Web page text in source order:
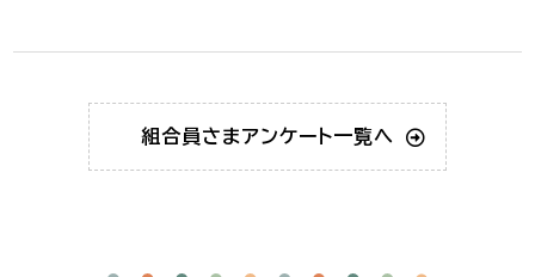
組合員さまアンケート一覧へ